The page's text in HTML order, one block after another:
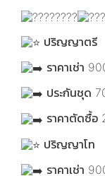
ปริญญาตรี
ราคาเช่า
ประกันชุด
ราคาตัดซื้อ
ปริญญาโท
ราคาเช่า